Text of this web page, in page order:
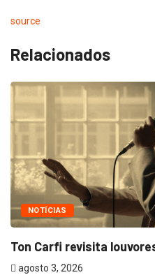
source
Relacionados
NOTÍCIAS
Ton Carfi revisita
agosto 3, 2026